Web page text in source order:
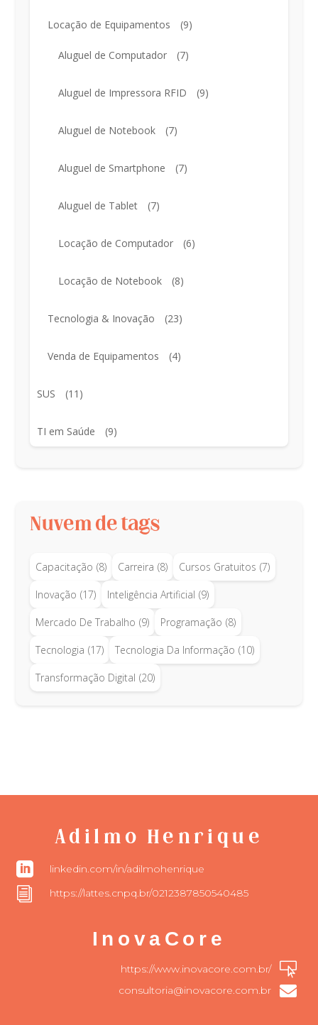
Locação de Equipamentos (9)
Aluguel de Computador (7)
Aluguel de Impressora RFID (9)
Aluguel de Notebook (7)
Aluguel de Smartphone (7)
Aluguel de Tablet (7)
Locação de Computador (6)
Locação de Notebook (8)
Tecnologia & Inovação (23)
Venda de Equipamentos (4)
SUS (11)
TI em Saúde (9)
Nuvem de tags
Capacitação (8) Carreira (8) Cursos Gratuitos (7)
Inovação (17) Inteligência Artificial (9)
Mercado De Trabalho (9) Programação (8)
Tecnologia (17) Tecnologia Da Informação (10)
Transformação Digital (20)
Adilmo Henrique
 linkedin.com/in/adilmohenrique
i https://lattes.cnpq.br/0212387850540485
InovaCore

https://www.inovacore.com.br/

consultoria@inovacore.com.br